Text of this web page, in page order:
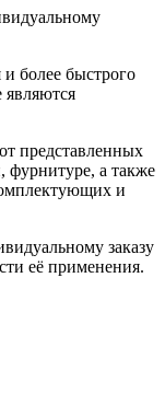
более быстрого
являются
представленных
фурнитуре, а также
и
заказу
её применения.